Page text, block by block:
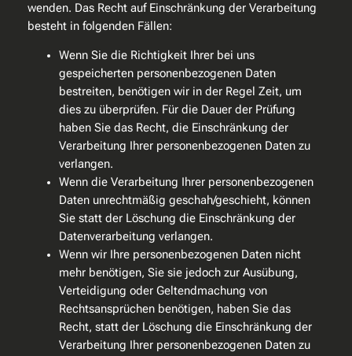
wenden. Das Recht auf Einschränkung der Verarbeitung
besteht in folgenden Fällen:
Wenn Sie die Richtigkeit Ihrer bei uns
gespeicherten personenbezogenen Daten
bestreiten, benötigen wir in der Regel Zeit, um
dies zu überprüfen. Für die Dauer der Prüfung
haben Sie das Recht, die Einschränkung der
Verarbeitung Ihrer personenbezogenen Daten zu
verlangen.
Wenn die Verarbeitung Ihrer personenbezogenen
Daten unrechtmäßig geschah/geschieht, können
Sie statt der Löschung die Einschränkung der
Datenverarbeitung verlangen.
Wenn wir Ihre personenbezogenen Daten nicht
mehr benötigen, Sie sie jedoch zur Ausübung,
Verteidigung oder Geltendmachung von
Rechtsansprüchen benötigen, haben Sie das
Recht, statt der Löschung die Einschränkung der
Verarbeitung Ihrer personenbezogenen Daten zu